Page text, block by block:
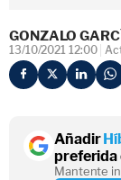
GONZALO
13/10/2021 12:00
Añadir
preferida
Mantente